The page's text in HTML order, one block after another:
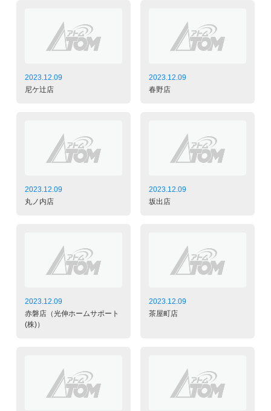
2023.12.09
尼ケ辻店
2023.12.09
春野店
2023.12.09
丸ノ内店
2023.12.09
坂出店
2023.12.09
赤磐店（光伸ホームサポート
(株)）
2023.12.09
茶屋町店